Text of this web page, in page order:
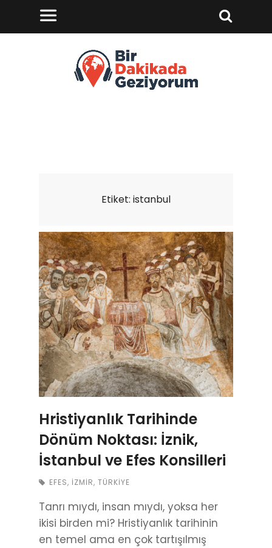
Etiket: istanbul
Hristiyanlık Tarihinde
Dönüm Noktası: İznik,
İstanbul ve Efes Konsilleri
EFES, İZMIR, TÜRKIYE
Tanrı mıydı, insan mıydı, yoksa her
ikisi birden mi? Hristiyanlık tarihinin
en temel ama en çok tartışılmış